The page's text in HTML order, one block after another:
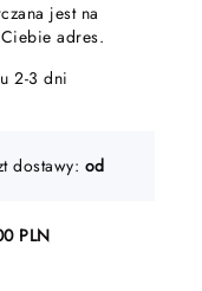
jest na
adres.
2-3 dni
dostawy: od
PLN